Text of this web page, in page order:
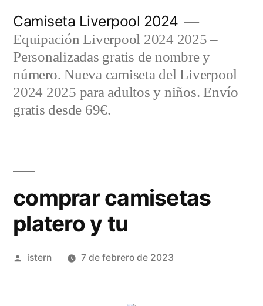
contenido
Camiseta Liverpool 2024
Equipación Liverpool 2024 2025 –
Personalizadas gratis de nombre y
número. Nueva camiseta del Liverpool
2024 2025 para adultos y niños. Envío
gratis desde 69€.
comprar camisetas
platero y tu
Publicado
istern 7 de febrero de 2023